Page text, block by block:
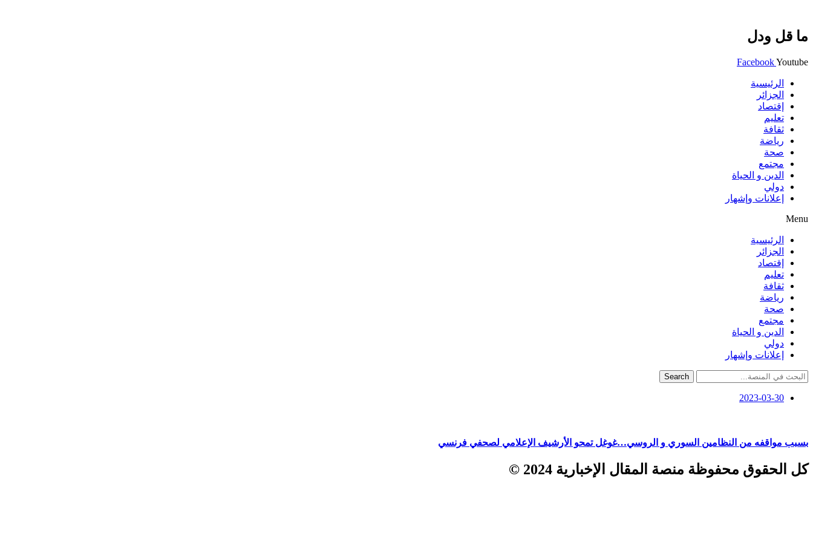
ما قل ودل
FacebookYoutube
الرئيسية
الجزائر
إقتصاد
تعليم
ثقافة
رياضة
صحة
مجتمع
الدين و الحياة
دولي
إعلانات وإشهار
Menu
الرئيسية
الجزائر
إقتصاد
تعليم
ثقافة
رياضة
صحة
مجتمع
الدين و الحياة
دولي
إعلانات وإشهار
Search
2023-03-30
بسبب مواقفه من النظامين السوري و الروسي…غوغل تمحو الأرشيف الإعلامي لصحفي فرنسي
كل الحقوق محفوظة منصة المقال الإخبارية 2024 ©